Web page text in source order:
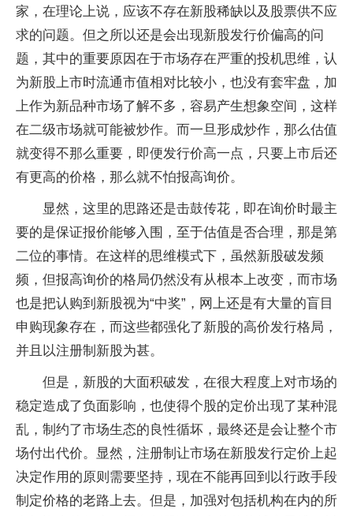
家，在理论上说，应该不存在新股稀缺以及股票供不应
求的问题。但之所以还是会出现新股发行价偏高的问
题，其中的重要原因在于市场存在严重的投机思维，认
为新股上市时流通市值相对比较小，也没有套牢盘，加
上作为新品种市场了解不多，容易产生想象空间，这样
在二级市场就可能被炒作。而一旦形成炒作，那么估值
就变得不那么重要，即便发行价高一点，只要上市后还
有更高的价格，那么就不怕报高询价。
显然，这里的思路还是击鼓传花，即在询价时最主
要的是保证报价能够入围，至于估值是否合理，那是第
二位的事情。在这样的思维模式下，虽然新股破发频
频，但报高询价的格局仍然没有从根本上改变，而市场
也是把认购到新股视为“中奖”，网上还是有大量的盲目
申购现象存在，而这些都强化了新股的高价发行格局，
并且以注册制新股为甚。
但是，新股的大面积破发，在很大程度上对市场的
稳定造成了负面影响，也使得个股的定价出现了某种混
乱，制约了市场生态的良性循坏，最终还是会让整个市
场付出代价。显然，注册制让市场在新股发行定价上起
决定作用的原则需要坚持，现在不能再回到以行政手段
制定价格的老路上去。但是，加强对包括机构在内的所